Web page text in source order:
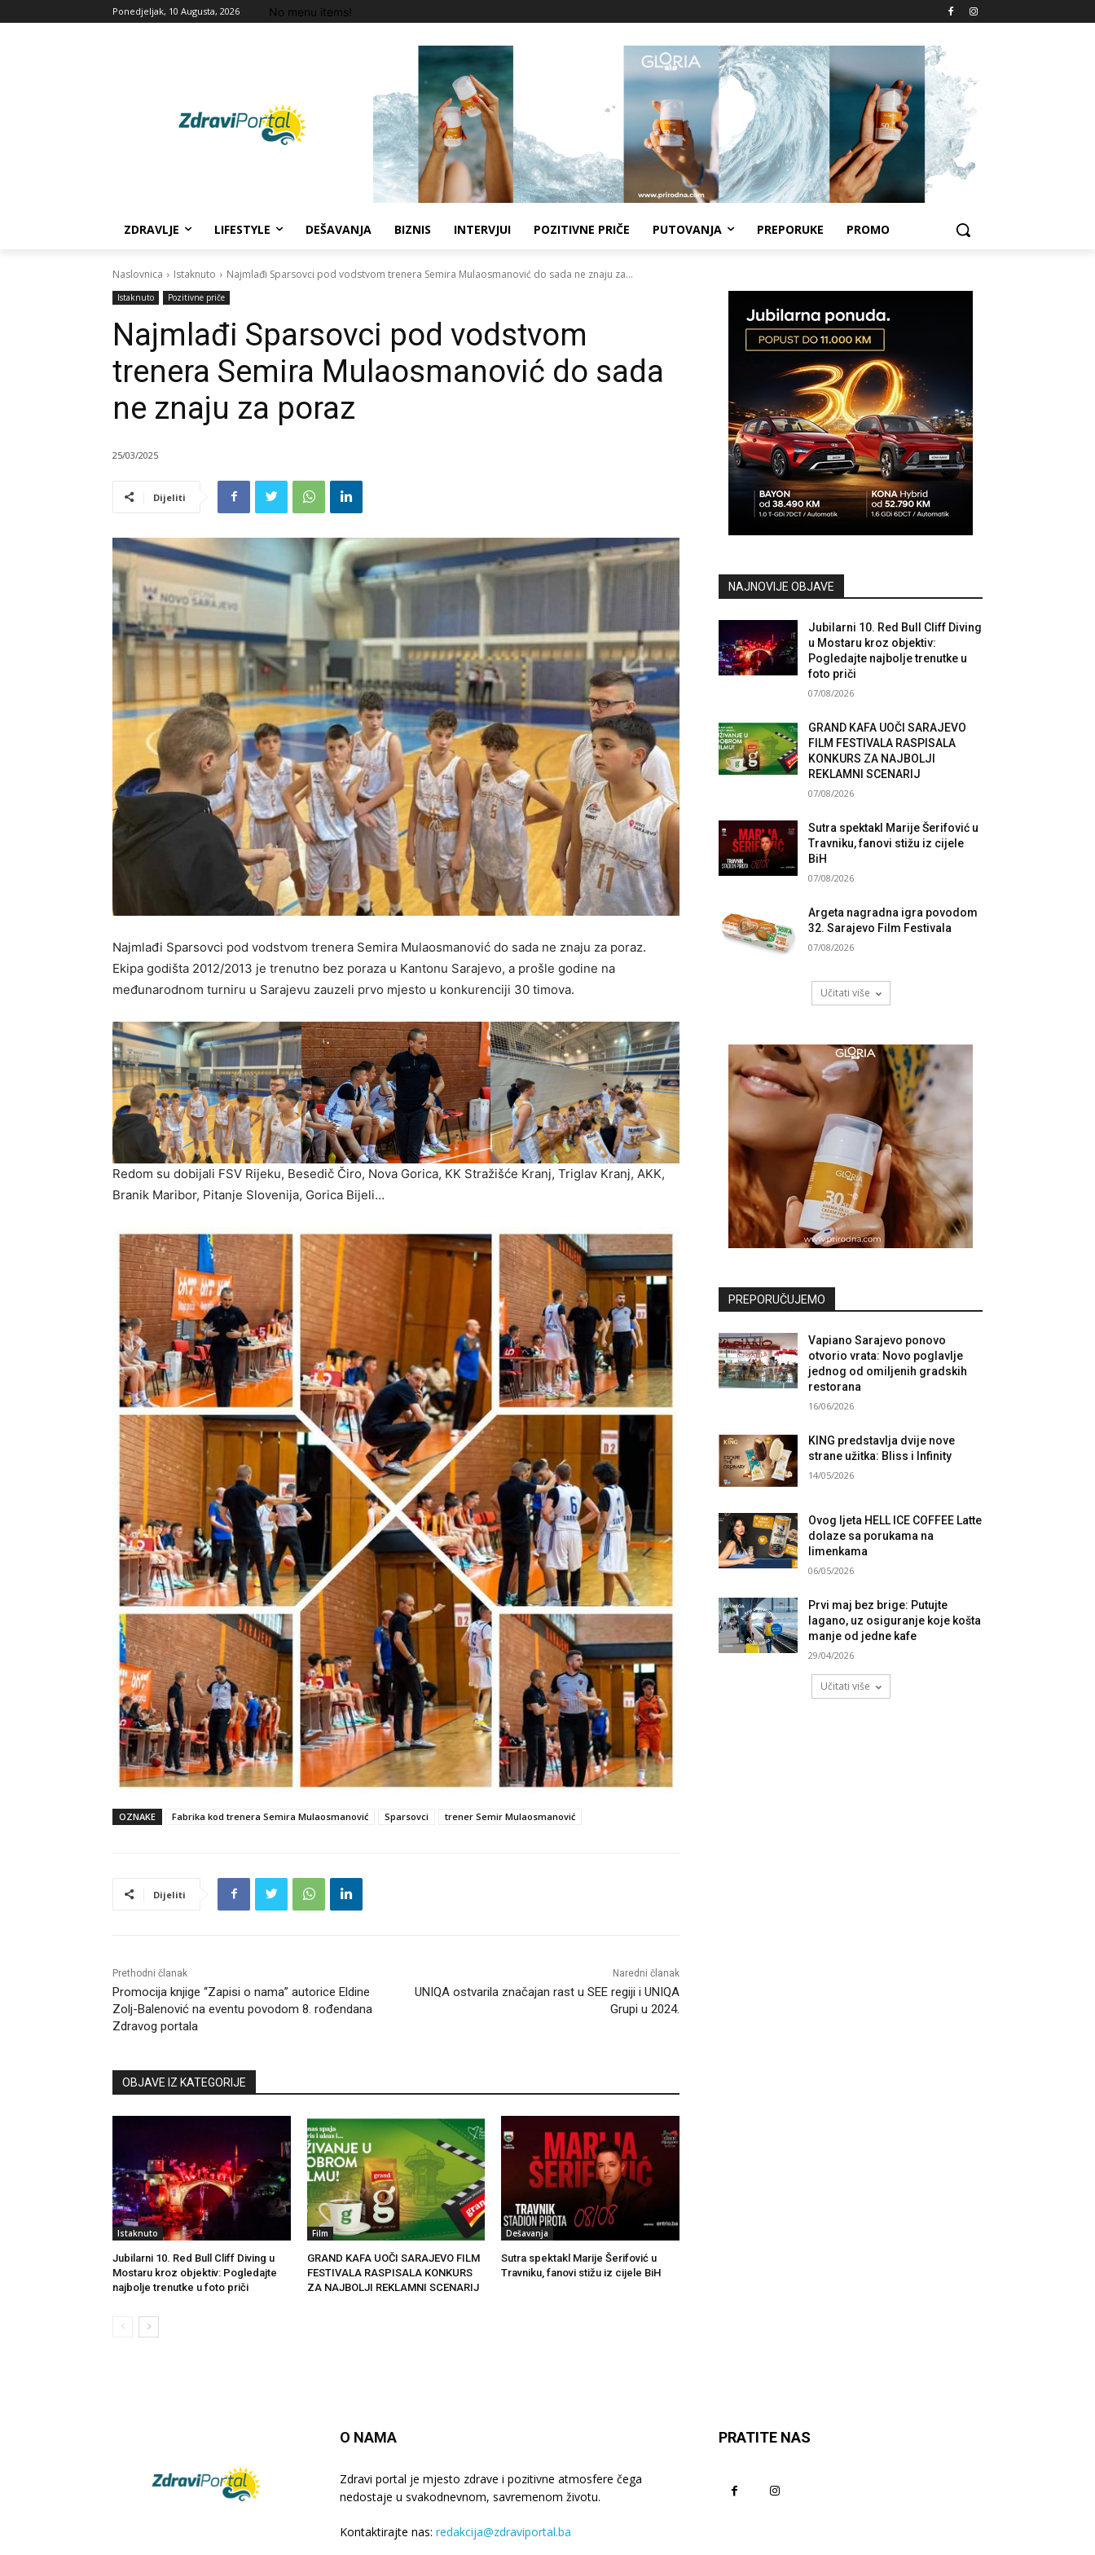
Ponedjeljak, 10 Augusta, 2026 No menu items!
ZDRAVLJE LIFESTYLE DEŠAVANJA BIZNIS INTERVJUI POZITIVNE PRIČE PUTOVANJA PREPORUKE PROMO
Naslovnica Istaknuto Najmlađi Sparsovci pod vodstvom trenera Semira Mulaosmanović do sada ne znaju za...
Istaknuto Pozitivne priče
Najmlađi Sparsovci pod vodstvom
trenera Semira Mulaosmanović do sada
ne znaju za poraz
25/03/2025
Dijeliti
Najmlađi Sparsovci pod vodstvom trenera Semira Mulaosmanović do sada ne znaju za poraz.
Ekipa godišta 2012/2013 je trenutno bez poraza u Kantonu Sarajevo, a prošle godine na
međunarodnom turniru u Sarajevu zauzeli prvo mjesto u konkurenciji 30 timova.
Redom su dobijali FSV Rijeku, Besedič Čiro, Nova Gorica, KK Stražišće Kranj, Triglav Kranj, AKK,
Branik Maribor, Pitanje Slovenija, Gorica Bijeli…
OZNAKE Fabrika kod trenera Semira Mulaosmanović Sparsovci trener Semir Mulaosmanović
Dijeliti
Prethodni članak
Promocija knjige “Zapisi o nama” autorice Eldine
Zolj-Balenović na eventu povodom 8. rođendana
Zdravog portala
Naredni članak
UNIQA ostvarila značajan rast u SEE regiji i UNIQA
Grupi u 2024.
OBJAVE IZ KATEGORIJE
Istaknuto
Jubilarni 10. Red Bull Cliff Diving u
Mostaru kroz objektiv: Pogledajte
najbolje trenutke u foto priči
Film
GRAND KAFA UOČI SARAJEVO FILM
FESTIVALA RASPISALA KONKURS
ZA NAJBOLJI REKLAMNI SCENARIJ
Dešavanja
Sutra spektakl Marije Šerifović u
Travniku, fanovi stižu iz cijele BiH
NAJNOVIJE OBJAVE
Jubilarni 10. Red Bull Cliff Diving
u Mostaru kroz objektiv:
Pogledajte najbolje trenutke u
foto priči
07/08/2026
GRAND KAFA UOČI SARAJEVO
FILM FESTIVALA RASPISALA
KONKURS ZA NAJBOLJI
REKLAMNI SCENARIJ
07/08/2026
Sutra spektakl Marije Šerifović u
Travniku, fanovi stižu iz cijele
BiH
07/08/2026
Argeta nagradna igra povodom
32. Sarajevo Film Festivala
07/08/2026
Učitati više
PREPORUČUJEMO
Vapiano Sarajevo ponovo
otvorio vrata: Novo poglavlje
jednog od omiljenih gradskih
restorana
16/06/2026
KING predstavlja dvije nove
strane užitka: Bliss i Infinity
14/05/2026
Ovog ljeta HELL ICE COFFEE Latte
dolaze sa porukama na
limenkama
06/05/2026
Prvi maj bez brige: Putujte
lagano, uz osiguranje koje košta
manje od jedne kafe
29/04/2026
Učitati više
O NAMA
Zdravi portal je mjesto zdrave i pozitivne atmosfere čega
nedostaje u svakodnevnom, savremenom životu.
Kontaktirajte nas: redakcija@zdraviportal.ba
PRATITE NAS